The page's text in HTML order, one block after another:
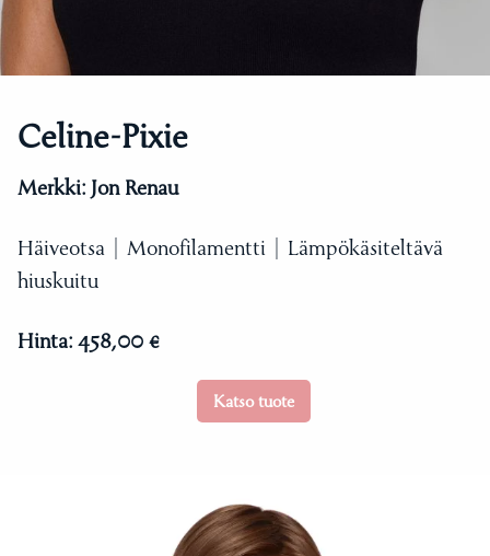
Celine-Pixie
Merkki: Jon Renau
Häiveotsa | Monofilamentti | Lämpökäsiteltävä
hiuskuitu
Hinta: 458,00 €
Katso tuote